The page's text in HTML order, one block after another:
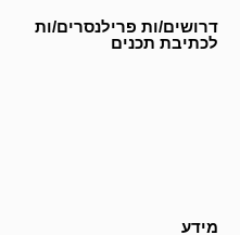
דרושים/ות פרילנסרים/ות
לכתיבת תכנים
מידע